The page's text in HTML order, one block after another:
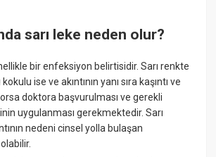
sarı leke neden olur?
bir enfeksiyon belirtisidir. Sarı renkte
ise ve akıntının yanı sıra kaşıntı ve
doktora başvurulması ve gerekli
uygulanması gerekmektedir. Sarı
nedeni cinsel yolla bulaşan